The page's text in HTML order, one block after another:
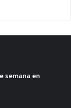
semana en